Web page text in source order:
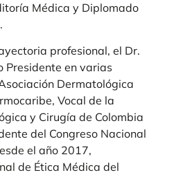
Médica y Diplomado
profesional, el Dr.
Presidente en varias
Dermatológica
Vocal de la
y Cirugía de Colombia
del Congreso Nacional
el año 2017,
de Ética Médica del